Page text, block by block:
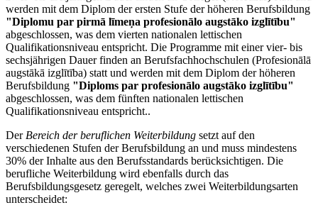
werden mit dem Diplom der ersten Stufe der höheren Berufsbildung
"Diplomu par pirmā līmeņa profesionālo augstāko izglītību"
abgeschlossen, was dem vierten nationalen lettischen
Qualifikationsniveau entspricht. Die Programme mit einer vier- bis
sechsjährigen Dauer finden an Berufsfachhochschulen (Profesionālā
augstākā izglītība) statt und werden mit dem Diplom der höheren
Berufsbildung "Diploms par profesionālo augstāko izglītību"
abgeschlossen, was dem fünften nationalen lettischen
Qualifikationsniveau entspricht..
DerBereich der beruflichen Weiterbildung setzt auf den
verschiedenen Stufen der Berufsbildung an und muss mindestens
30% der Inhalte aus den Berufsstandards berücksichtigen. Die
berufliche Weiterbildung wird ebenfalls durch das
Berufsbildungsgesetz geregelt, welches zwei Weiterbildungsarten
unterscheidet: